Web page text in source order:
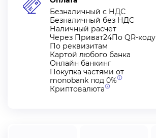
Безналичный с НДС
Безналичный без НДС
Наличный расчет
Через Приват24По QR-коду
По реквизитам
Картой любого банка
Онлайн банкинг
Покупка частями от
monobank под 0%
Криптовалюта